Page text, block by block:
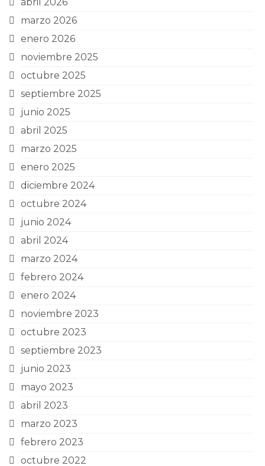
marzo 2026
enero 2026
noviembre 2025
octubre 2025
septiembre 2025
junio 2025
abril 2025
marzo 2025
enero 2025
diciembre 2024
octubre 2024
junio 2024
abril 2024
marzo 2024
febrero 2024
enero 2024
noviembre 2023
octubre 2023
septiembre 2023
junio 2023
mayo 2023
abril 2023
marzo 2023
febrero 2023
octubre 2022